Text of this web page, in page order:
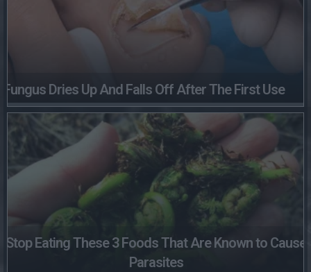
Fungus Dries Up And Falls Off After The First Use
Stop Eating These 3 Foods That Are Known to Cause
Parasites